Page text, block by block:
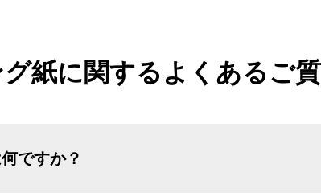
紙に関するよくあるご
ですか？